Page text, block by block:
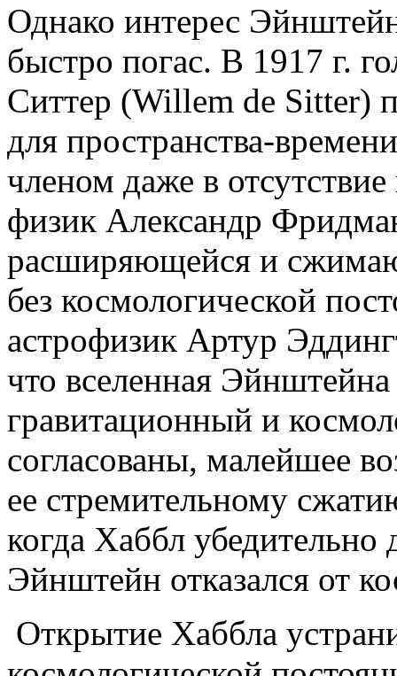
Однако интерес
быстро погас. В 1917 г.
Ситтер (Willem de Sitter)
для пространства-
членом даже в
физик Александр
расширяющейся и
без космологической
астрофизик Артур
что вселенная
гравитационный и
согласованы, малейшее
ее стремительному
когда Хаббл
Эйнштейн отказался от
Открытие Хаббла